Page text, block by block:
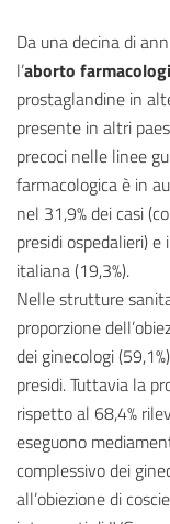
Da una decina di
l’aborto
prostaglandine in
presente in altri
precoci nelle linee
farmacologica è in
nel 31,9% dei casi
presidi ospedalieri)
italiana (19,3%).
Nelle strutture
proporzione
dei ginecologi
presidi. Tuttavia la
rispetto al 68,4%
eseguono
complessivo dei
all’obiezione di